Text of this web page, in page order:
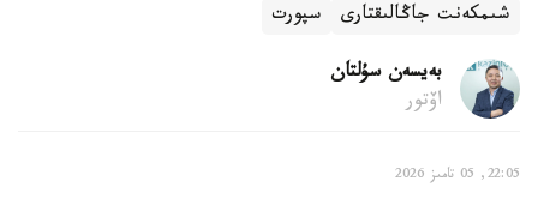
شىمكەنت جاڭالىقتارى سپورت
بەيسەن سۇلتان
اۆتور
22:05, 05 تامىز 2026